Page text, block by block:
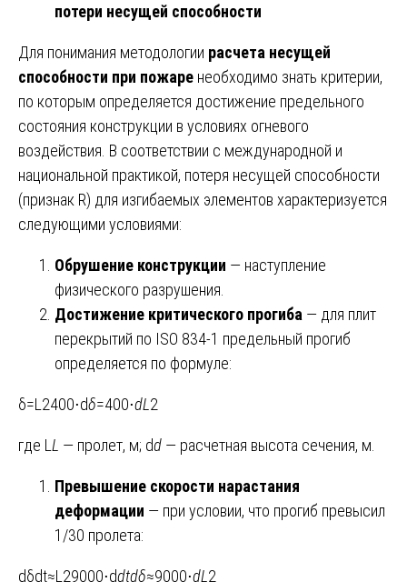
потери несущей способности
Для понимания методологии расчета несущей
способности при пожаре необходимо знать критерии,
по которым определяется достижение предельного
состояния конструкции в условиях огневого
воздействия. В соответствии с международной и
национальной практикой, потеря несущей способности
(признак R) для изгибаемых элементов характеризуется
следующими условиями:
Обрушение конструкции — наступление
физического разрушения.
Достижение критического прогиба — для плит
перекрытий по ISO 834-1 предельный прогиб
определяется по формуле:
δ=L2400⋅dδ=400⋅dL 2​
где L L — пролет, м; dd — расчетная высота сечения, м.
Превышение скорости нарастания
деформации — при условии, что прогиб превысил
1/30 пролета:
dδdt≈L29000⋅ddtdδ​≈9000⋅dL 2​